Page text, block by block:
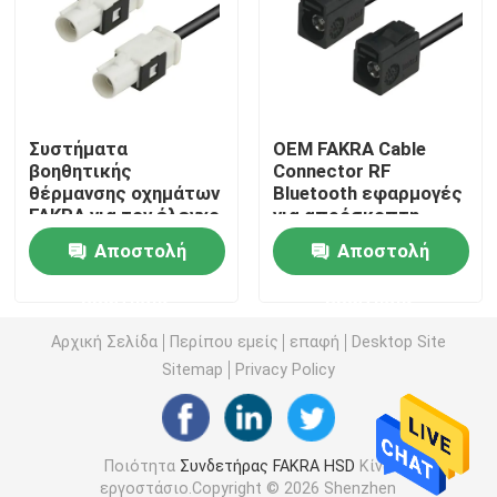
Μίνι συνδετήρες FAKRA
Καλώδιο επέκτασης FAKRA
Ομοαξονικό καλώδιο FAKRA
Προσαρμοστής κεραιών FAKRA
Καλώδιο FAKRA HSD
Καλώδιο HSD LVDS
Συστήματα
βοηθητικής
θέρμανσης οχημάτων
FAKRA για τον έλεγχο
κλίματος
Αποστολή
OEM FAKRA Cable
Connector RF
Bluetooth εφαρμογές
για απρόσκοπτη
μεταφορά
δεδομένωνΑποστολή
Αρχική Σελίδα Περίπου εμείς επαφή
Desktop Site
Sitemap
Privacy Policy
Ποιότητα Συνδετήρας FAKRA HSD Κίνα
εργοστάσιο.Copyright © 2026 Shenzhen